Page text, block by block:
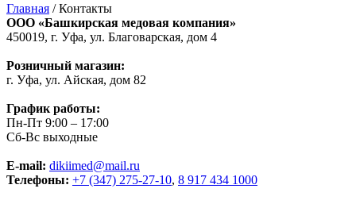
Главная /Контакты
ООО «Башкирская медовая компания»
450019, г. Уфа, ул. Благоварская, дом 4
Розничный магазин:
г. Уфа, ул. Айская, дом 82
График работы:
Пн-Пт 9:00 – 17:00
Сб-Вс выходные
E-mail: dikiimed@mail.ru
Телефоны: +7 (347) 275-27-10, 8 917 434 1000